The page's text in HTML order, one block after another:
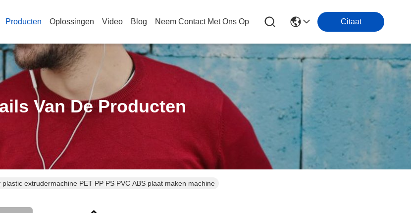
Producten Oplossingen Video Blog Neem Contact Met Ons Op Citaat
Van De Producten
extrudermachine PET PP PS PVC ABS plaat maken machine